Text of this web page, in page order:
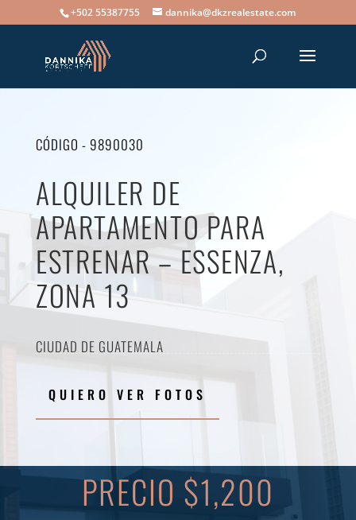
+502 55387755 dannika@dkzrealestate.com
CÓDIGO - 9890030
ALQUILER DE
APARTAMENTO PARA
ESTRENAR – ESSENZA,
ZONA 13
CIUDAD DE GUATEMALA
QUIERO VER FOTOS
PRECIO $1,200